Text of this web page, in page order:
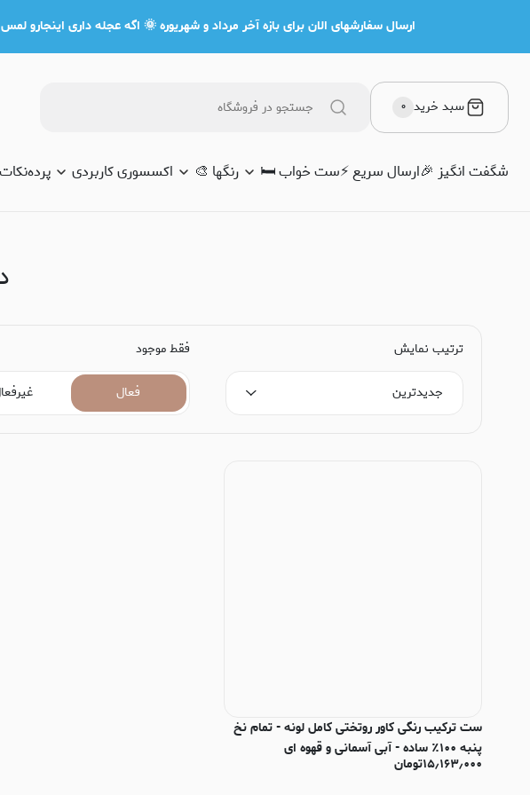
ارسال سفارشهای الان برای بازه آخر مرداد و شهریوره 🌞 اگه عجله داری اینجارو لمس
سبد خرید ۰
شگفت انگیز 🎉ارسال سریع ⚡️ست خواب 🛏️ رنگها 🎨 اکسسوری کاربردی پرده
ترتیب نمایش
جدیدترین
فقط موجود
فعال
ست ترکیب رنگی کاور روتختی کامل لونه - تمام نخ
پنبه ۱۰۰٪ ساده - آبی آسمانی و قهوه ای
۱۵٫۱۶۳٫۰۰۰تومان